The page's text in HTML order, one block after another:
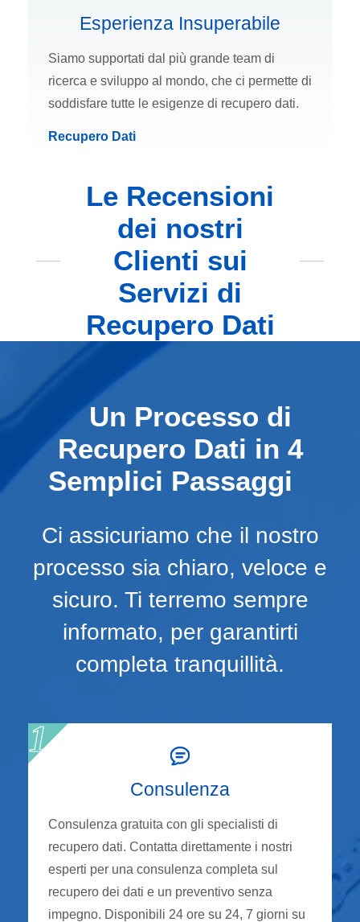
Esperienza Insuperabile
Siamo supportati dal più grande team di
ricerca e sviluppo al mondo, che ci permette di
soddisfare tutte le esigenze di recupero dati.
Recupero Dati
Le Recensioni
dei nostri
Clienti sui
Servizi di
Recupero Dati
Un Processo di
Recupero Dati in 4
Semplici Passaggi
Ci assicuriamo che il nostro
processo sia chiaro, veloce e
sicuro. Ti terremo sempre
informato, per garantirti
completa tranquillità.
Consulenza
Consulenza gratuita con gli specialisti di
recupero dati. Contatta direttamente i nostri
esperti per una consulenza completa sul
recupero dei dati e un preventivo senza
impegno. Disponibili 24 ore su 24, 7 giorni su